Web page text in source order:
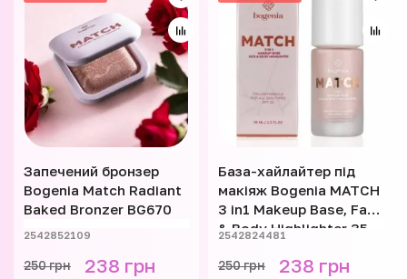
Запечений бронзер
Bogenia Match Radiant
Baked Bronzer BG670
2542852109
250 грн 238 грн
База-хайлайтер під
макіяж Bogenia MATCH
3 in1 Makeup Base, Face
& Body Highlighter 35
2542824481
250 грн 238 грн